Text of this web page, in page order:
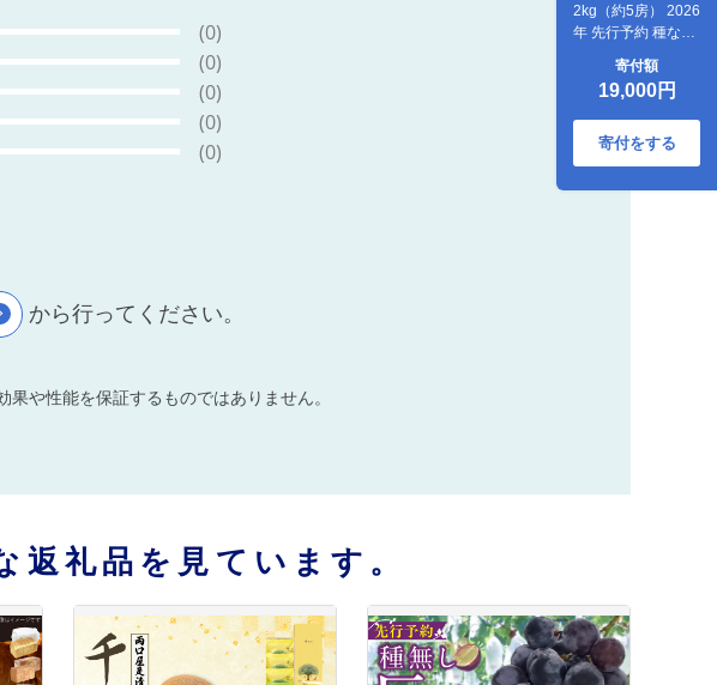
2kg（約5房） 2026
年 先行予約 種なし
寄付額
19,000円
寄付をする
(0)
(0)
(0)
(0)
(0)
から行ってください。
や性能を保証するものではありません。
返礼品を見ています。